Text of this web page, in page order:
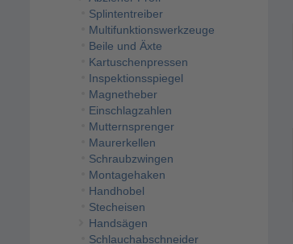
Splintentreiber
Multifunktionswerkzeuge
Beile und Äxte
Kartuschenpressen
Inspektionsspiegel
Magnetheber
Einschlagzahlen
Mutternsprenger
Maurerkellen
Schraubzwingen
Montagehaken
Handhobel
Stecheisen
Handsägen
Schlauchabschneider